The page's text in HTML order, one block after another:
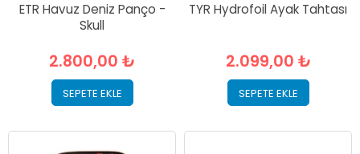
ETR Havuz Deniz Panço -
Skull
2.800,00 ₺
SEPETE EKLE
TYR Hydrofoil Ayak Tahtası
2.099,00 ₺
SEPETE EKLE